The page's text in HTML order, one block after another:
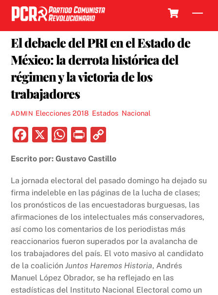
Skip
content
El debacle del PRI en el Estado de
México: la derrota histórica del
régimen y la victoria de los
trabajadores
ADMIN Elecciones 2018, Estados, Nacional
F
c
e
b
o
o
k
X
W
at
s
A
p
p
P
nt p
y
Li
n
k
Escrito por: Gustavo Castillo
La jornada electoral del pasado domingo ha dejado su
firma indeleble en las páginas de la lucha de clases;
los pronósticos de las encuestadoras burguesas, las
afirmaciones de los intelectuales más conservadores,
así como los comentarios de los periodistas más
reaccionarios fueron superados por la avalancha de
los trabajadores del país. El voto masivo al candidato
de la coaliciónJuntos Haremos Historia, Andrés
Manuel López Obrador, se ha reflejado en las
estadísticas del Instituto Nacional Electoral como un